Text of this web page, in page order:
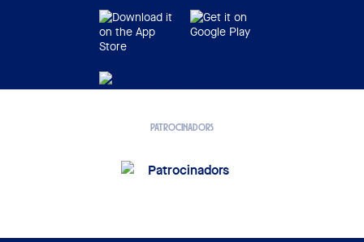
PATROCINADORS